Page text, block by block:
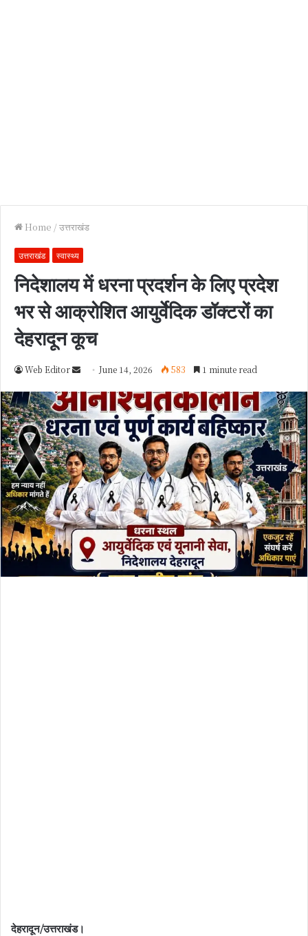
Home /उत्तराखंड
उत्तराखंड स्वास्थ्य
निदेशालय में धरना प्रदर्शन के लिए प्रदेश
भर से आक्रोशित आयुर्वेदिक डॉक्टरों का
देहरादून कूच
Web Editor
n
d
a
n
e
m
a
i
June 14, 2026 583 1 minute read
देहरादून/उत्तराखंड।